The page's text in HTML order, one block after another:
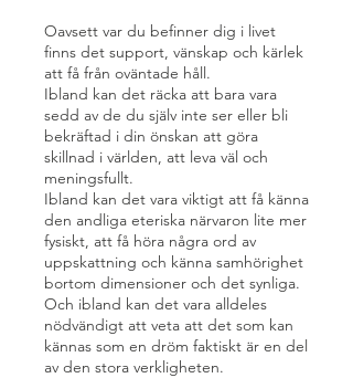
Oavsett var du befinner dig i livet
finns det support, vänskap och kärlek
att få från oväntade håll.
Ibland kan det räcka att bara vara
sedd av de du själv inte ser eller bli
bekräftad i din önskan att göra
skillnad i världen, att leva väl och
meningsfullt.
Ibland kan det vara viktigt att få känna
den andliga eteriska närvaron lite mer
fysiskt, att få höra några ord av
uppskattning och känna samhörighet
bortom dimensioner och det synliga.
Och ibland kan det vara alldeles
nödvändigt att veta att det som kan
kännas som en dröm faktiskt är en del
av den stora verkligheten.